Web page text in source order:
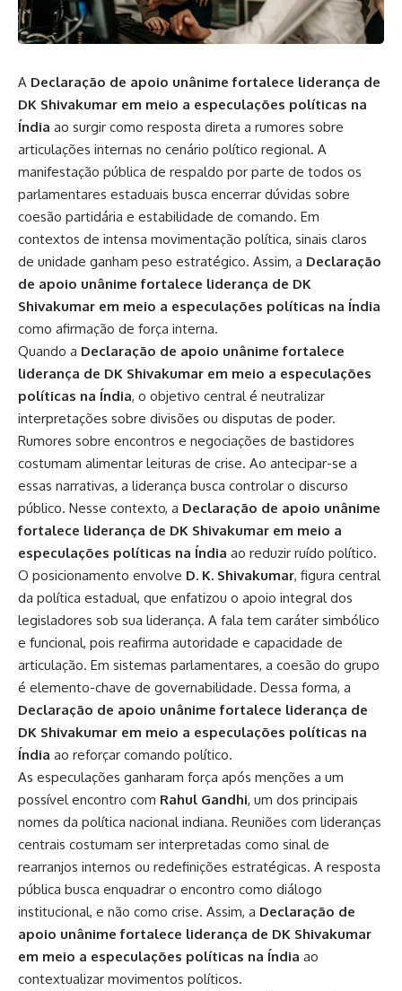
A Declaração de apoio unânime fortalece liderança de
DK Shivakumar em meio a especulações políticas na
Índia ao surgir como resposta direta a rumores sobre
articulações internas no cenário político regional. A
manifestação pública de respaldo por parte de todos os
parlamentares estaduais busca encerrar dúvidas sobre
coesão partidária e estabilidade de comando. Em
contextos de intensa movimentação política, sinais claros
de unidade ganham peso estratégico. Assim, a Declaração
de apoio unânime fortalece liderança de DK
Shivakumar em meio a especulações políticas na Índia
como afirmação de força interna.
Quando a Declaração de apoio unânime fortalece
liderança de DK Shivakumar em meio a especulações
políticas na Índia, o objetivo central é neutralizar
interpretações sobre divisões ou disputas de poder.
Rumores sobre encontros e negociações de bastidores
costumam alimentar leituras de crise. Ao antecipar-se a
essas narrativas, a liderança busca controlar o discurso
público. Nesse contexto, a Declaração de apoio unânime
fortalece liderança de DK Shivakumar em meio a
especulações políticas na Índia ao reduzir ruído político.
O posicionamento envolve D. K. Shivakumar, figura central
da política estadual, que enfatizou o apoio integral dos
legisladores sob sua liderança. A fala tem caráter simbólico
e funcional, pois reafirma autoridade e capacidade de
articulação. Em sistemas parlamentares, a coesão do grupo
é elemento-chave de governabilidade. Dessa forma, a
Declaração de apoio unânime fortalece liderança de
DK Shivakumar em meio a especulações políticas na
Índia ao reforçar comando político.
As especulações ganharam força após menções a um
possível encontro com Rahul Gandhi, um dos principais
nomes da política nacional indiana. Reuniões com lideranças
centrais costumam ser interpretadas como sinal de
rearranjos internos ou redefinições estratégicas. A resposta
pública busca enquadrar o encontro como diálogo
institucional, e não como crise. Assim, a Declaração de
apoio unânime fortalece liderança de DK Shivakumar
em meio a especulações políticas na Índia ao
contextualizar movimentos políticos.